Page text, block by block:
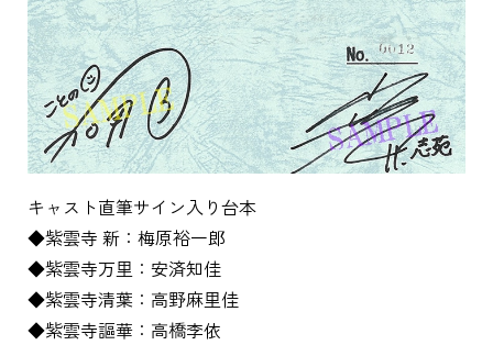
キャスト直筆サイン入り台本
◆紫雲寺 新：梅原裕一郎
◆紫雲寺万里：安済知佳
◆紫雲寺清葉：高野麻里佳
◆紫雲寺謳華：高橋李依